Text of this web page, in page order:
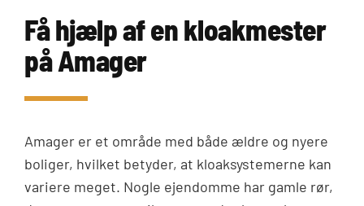
Få hjælp af en kloakmester
på Amager
Amager er et område med både ældre og nyere
boliger, hvilket betyder, at kloaksystemerne kan
variere meget. Nogle ejendomme har gamle rør,